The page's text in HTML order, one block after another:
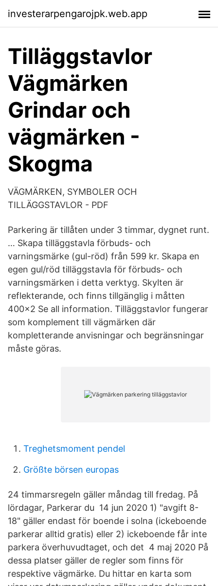
investerarpengarojpk.web.app
Tilläggstavlor
Vägmärken
Grindar och
vägmärken -
Skogma
VÄGMÄRKEN, SYMBOLER OCH
TILLÄGGSTAVLOR - PDF
Parkering är tillåten under 3 timmar, dygnet runt.
… Skapa tilläggstavla förbuds- och
varningsmärke (gul-röd) från 599 kr. Skapa en
egen gul/röd tilläggstavla för förbuds- och
varningsmärken i detta verktyg. Skylten är
reflekterande, och finns tillgänglig i måtten
400x2 Se all information. Tilläggstavlor fungerar
som komplement till vägmärken där
kompletterande anvisningar och begränsningar
måste göras.
Treghetsmoment pendel
Größte börsen europas
24 timmarsregeln gäller måndag till fredag. På
lördagar, Parkerar du 14 jun 2020 1) "avgift 8-
18" gäller endast för boende i solna (ickeboende
parkerar alltid gratis) eller 2) ickeboende får inte
parkera överhuvudtaget, och det 4 maj 2020 På
dessa platser gäller de regler som finns för
respektive vägmärke. Du hittar en karta som